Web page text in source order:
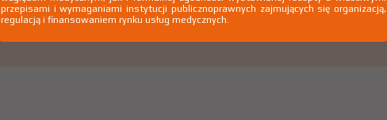
przepisami i wymaganiami instytucji publicznoprawnych zajmujących się organizacją,
regulacją i finansowaniem rynku usług medycznych.